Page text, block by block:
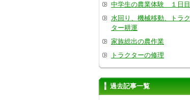
中学生の農業体験 １日目
水回り、機械移動、トラク
ター耕運
家族総出の農作業
トラクターの修理
過去記事一覧